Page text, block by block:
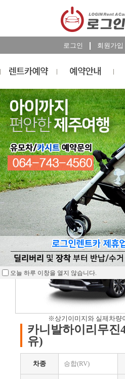
로그인 회원가입
렌트카
렌트카 예약하기
※상기이미지와 실제차량
카니발하이리무진
유)
차종 승합(RV)
오늘 하루 이창을 열지 않습니다.
오늘 하루 이창을 열지 않습니다.
오늘 하루 이창을 열지 않습니다.
오늘 하루 이창을 열지 않습니다.